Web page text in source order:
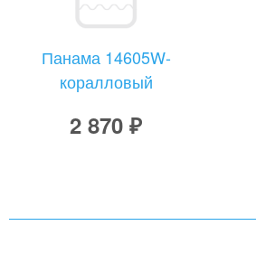
Панама 14605W-
коралловый
2 870 ₽